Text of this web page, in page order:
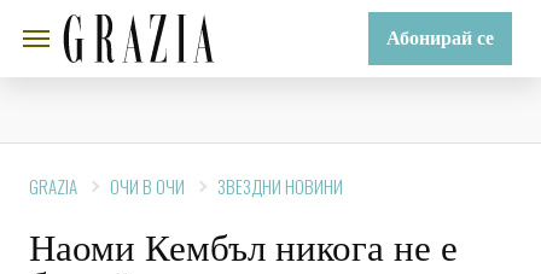
Абонирай се
GRAZIA ОЧИ В ОЧИ ЗВЕЗДНИ НОВИНИ
Наоми Кембъл никога не е